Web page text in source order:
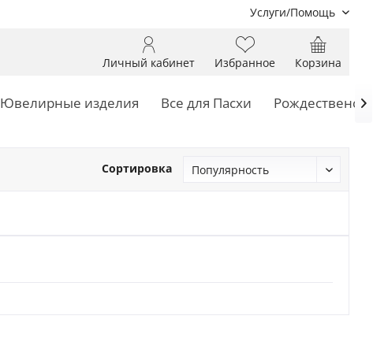
Услуги/Помощь
Корзина
Избранное
Личный кабинет
Ювелирные изделия Все для Пасхи 
Сортировка